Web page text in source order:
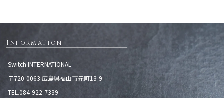
Information
Switch INTERNATIONAL
〒720-0063 広島県福山市元町13-9
TEL.084-922-7339